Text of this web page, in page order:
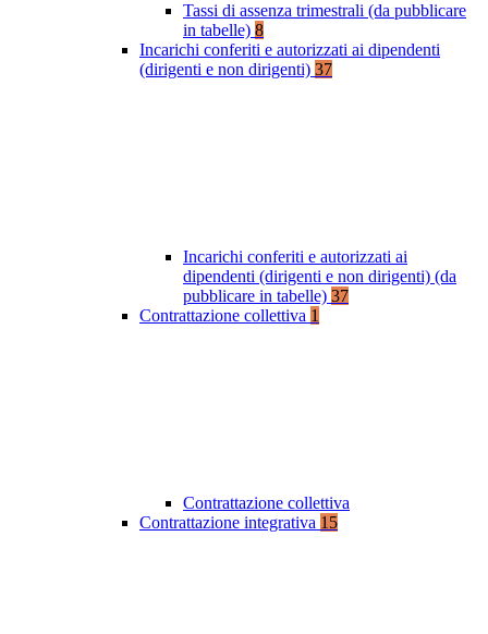
Tassi di assenza trimestrali (da pubblicare
in tabelle) 8
Incarichi conferiti e autorizzati ai dipendenti
(dirigenti e non dirigenti) 37
Incarichi conferiti e autorizzati ai
dipendenti (dirigenti e non dirigenti) (da
pubblicare in tabelle) 37
Contrattazione collettiva 1
Contrattazione collettiva
Contrattazione integrativa 15